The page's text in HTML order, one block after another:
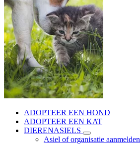
ADOPTEER EEN HOND
ADOPTEER EEN KAT
DIERENASIELS
Asiel of organisatie aanmelden